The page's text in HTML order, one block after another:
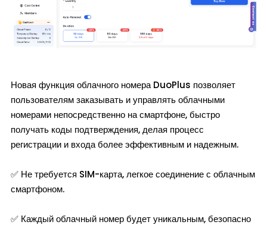
Новая функция облачного номера DuoPlus позволяет
пользователям заказывать и управлять облачными
номерами непосредственно на смартфоне, быстро
получать коды подтверждения, делая процесс
регистрации и входа более эффективным и надежным.
✅ Не требуется SIM-карта, легкое соединение с облачным
смартфоном.
✅ Каждый облачный номер будет уникальным, безопасно